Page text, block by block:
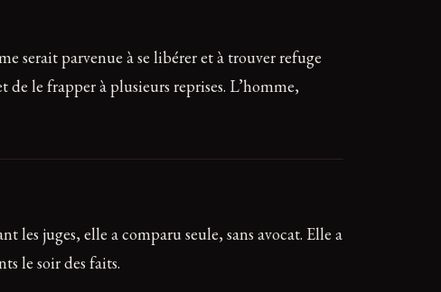
serait parvenue à se libérer et à trouver refuge
de le frapper à plusieurs reprises. L’homme,
les juges, elle a comparu seule, sans avocat. Elle a
le soir des faits.